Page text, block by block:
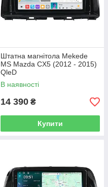
Штатна магнітола Mekede
MS Mazda CX5 (2012 - 2015)
QleD
В наявності
14 390 ₴
Купити